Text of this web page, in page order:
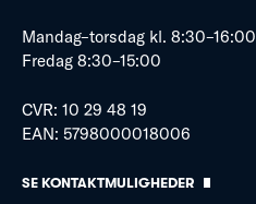
Mandag–torsdag kl. 8:30–16:00
Fredag 8:30–15:00
CVR: 10 29 48 19
EAN: 5798000018006
SE KONTAKTMULIGHEDER